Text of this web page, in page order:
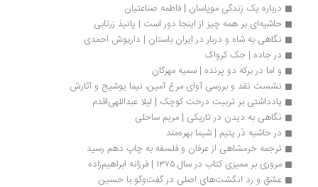
درباره یک زندگی موپاسان | فاطمه صناعتیان
حاشیه‌ای بر همه چیز از اینجا دور است | پانیذ زرتابی
نگاهی به شاه و دربار در ایران باستان | داریوش احمدی
در جاده | جک کرواک
و اما در برکه دو پرنده | سمیه مهرگان
نشست نقد و بررسی آوای مرغ آمین، نیما یوشیج و آثارش
یادداشتی بر تربیت درخت کوچک | لیلا عبداللهی‌اقدم
نگاهی به دیدن در تاریکی | مریم ساحلی
در حاشیه دُر یتیم | شیما بهره‌مند
ترجمه خرمشاهی از عرفان و فلسفه به چاپ دهم رسید
مروری بر ممیزی کتاب در سال ۱۳۷۵ | فرزانه ابراهیم‌زاده